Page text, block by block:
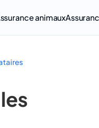
animaux